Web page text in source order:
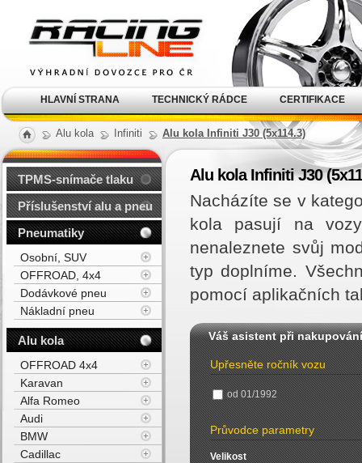
Alu kola Infiniti Alu kola Infiniti J30 (5x114.3)
Alu kola Infiniti J30
Nacházíte se v
kola pasují na
nenaleznete svůj
typ doplníme.
pomocí aplikačních
Váš asistent při nakupování
Upřesněte ročník vozu
od 01/1992
Průvodce parametry
Velikost
TPMS-snímače tlaku
Příslušenství alu a pneu
Pneumatiky
Osobní, SUV
OFFROAD, 4x4
Dodávkové pneu
Nákladní pneu
Alu kola
OFFROAD 4x4
Karavan
Alfa Romeo
Audi
BMW
Cadillac
kola Racing Line
HLAVNÍ STRANA TECHNICKÝ RÁDCE CERTIFIKACE